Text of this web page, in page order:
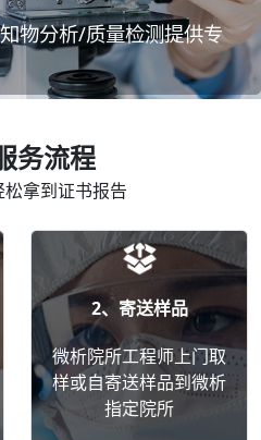
物分析/质量检测提供专
务流程
松拿到证书报告
2、寄送样品
微析院所工程师上门取
样或自寄送样品到微析
指定院所